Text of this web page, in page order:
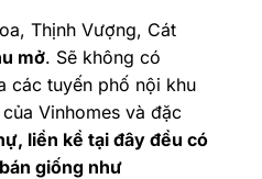
Thịnh Vượng, Cát
mở. Sẽ không có
các tuyến phố nội khu
Vinhomes và đặc
liền kề tại đây đều có
giống như